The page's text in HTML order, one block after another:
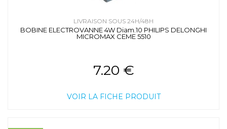
LIVRAISON SOUS 24H/48H
BOBINE ELECTROVANNE 4W Diam.10 PHILIPS DELONGHI
MICROMAX CEME 5510
7.20 €
VOIR LA FICHE PRODUIT